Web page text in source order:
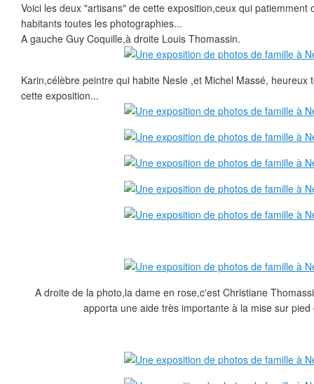
Voici les deux "artisans" de cette exposition,ceux qui patiemment
habitants toutes les photographies...
A gauche Guy Coquille,à droite Louis Thomassin.
Karin,célèbre peintre qui habite Nesle ,et Michel Massé, heureux
cette exposition...
A droite de la photo,la dame en rose,c'est Christiane
apporta une aide très importante à la mise sur